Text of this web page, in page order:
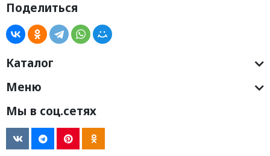
Поделиться
Каталог
Меню
Мы в соц.сетях